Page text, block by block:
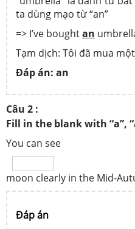
ta dùng mạo từ “an”
=> I’ve boughtan
Tạm dịch: Tôi đã mua
Đáp án: an
Câu 2 :
Fill in the blank with “a”,
You can see
moon clearly in the Mid-
Đáp án